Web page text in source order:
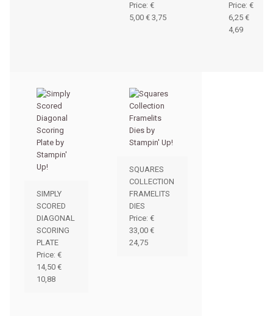
Price:€
5,00 € 3,75
Price:€
6,25 €
4,69
SIMPLY
SCORED
DIAGONAL
SCORING
PLATE
Price:€
14,50 €
10,88
SQUARES
COLLECTION
FRAMELITS
DIES
Price:€
33,00 €
24,75